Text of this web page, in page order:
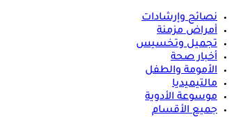
نصائح وإرشادات
أمراض مزمنة
تجميل وتخسيس
أخبار صحة
الأمومة والطفل
مالتيميديا
موسوعة الأدوية
جميع الأقسام